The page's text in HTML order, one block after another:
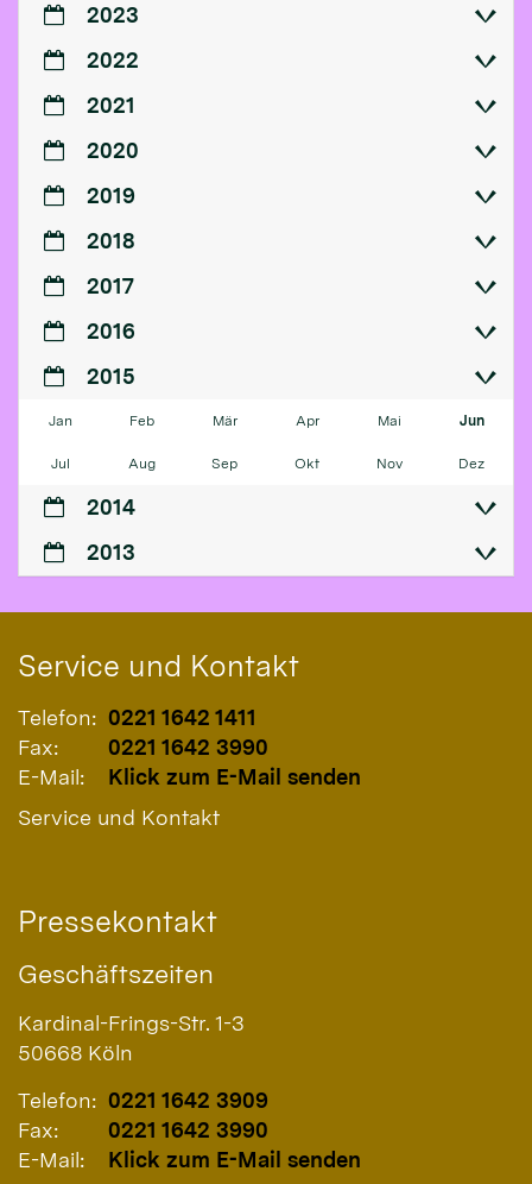
2023
2022
2021
2020
2019
2018
2017
2016
2015
Jan Feb Mär Apr Mai Jun
Jul Aug Sep Okt Nov Dez
2014
2013
Service und Kontakt
Telefon: 0221 1642 1411
Fax:
0221 1642 3990
E-Mail:
Klick zum E-Mail senden
Service und Kontakt
Pressekontakt
Geschäftszeiten
Kardinal-Frings-Str. 1-3
50668 Köln
Telefon: 0221 1642 3909
Fax:
0221 1642 3990
E-Mail:
Klick zum E-Mail senden